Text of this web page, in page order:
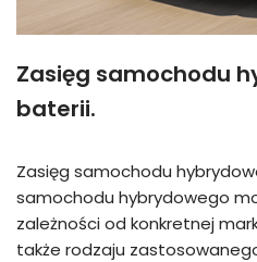
Zasięg samochodu
baterii.
Zasięg samochodu
samochodu hybrydowego
zależności od konkretnej
także rodzaju